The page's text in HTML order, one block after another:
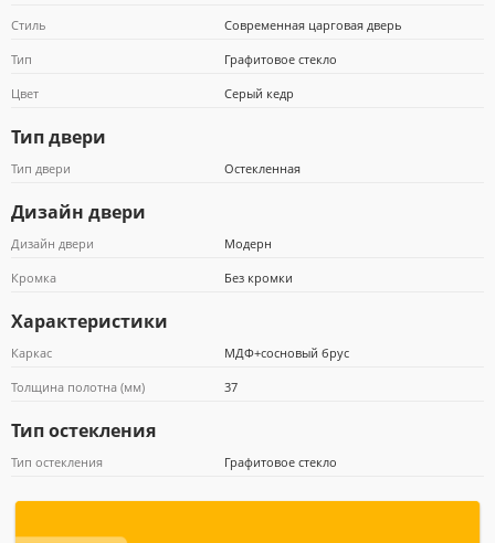
Стиль Современная царговая дверь
Тип Графитовое стекло
Цвет Серый кедр
Тип двери
Тип двери Остекленная
Дизайн двери
Дизайн двери Модерн
Кромка Без кромки
Характеристики
Каркас МДФ+сосновый брус
Толщина полотна (мм) 37
Тип остекления
Тип остекления Графитовое стекло